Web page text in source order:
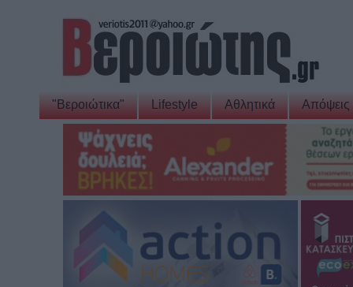
"Βεροιώτικα" Lifestyle Αθλητικά Απόψεις